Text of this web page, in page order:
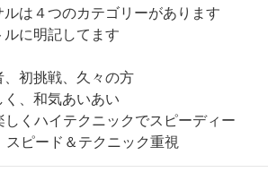
は４つのカテゴリーがあります
に明記してます
初挑戦、久々の方
、和気あいあい
ハイテクニックでスピーディー
ード＆テクニック重視